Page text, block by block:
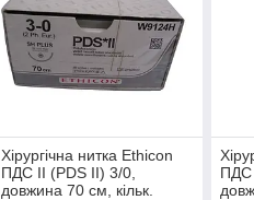
Хірургічна нитка Ethicon
ПДС II (PDS II) 3/0,
довжина 70 см, кільк.
ПДС